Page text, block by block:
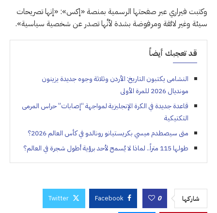
وكتبت فيراري عبر صفحتها الرسمية بمنصة «إكس»: «إنها تصريحات
سيئة وغير لائقة ومرفوضة بشدة لأنَّها تصدر عن شخصية سياسية».
قد تعجبك أيضاً
النشامى يكتبون التاريخ: الأردن وثلاثة وجوه جديدة يزينون
مونديال 2026 للمرة الأولى
قاعدة جديدة في الكرة الإنجليزية لمواجهة “إصابات” حراس المرمى
التكتيكية
متى سيصطدم ميسي بكريستيانو رونالدو في كأس العالم 2026؟
طولها 115 متراً.. لماذا لا يُسمح لأحد برؤية أطول شجرة في العالم؟
شاركها 0
Facebook
Twitter